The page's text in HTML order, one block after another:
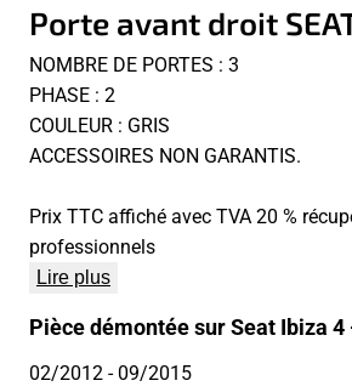
Porte avant droit
NOMBRE DE PORTES : 3
PHASE : 2
COULEUR : GRIS
ACCESSOIRES NON GARANTIS.
Prix TTC affiché avec TVA 20 %
professionnels
Lire plus
Pièce démontée sur Seat Ibiza 4
02/2012 - 09/2015